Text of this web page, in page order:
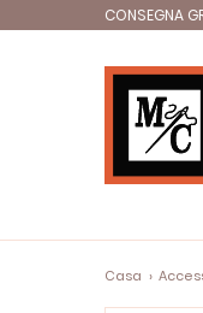
CONSEGNA
Casa